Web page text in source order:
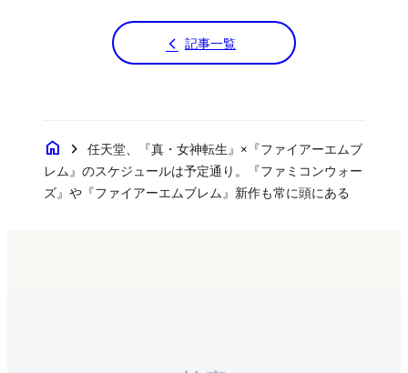
記事一覧
home chevron_right
任天堂、『真・女神転生』×『ファイアーエムブ
レム』のスケジュールは予定通り。『ファミコンウォー
ズ』や『ファイアーエムブレム』新作も常に頭にある